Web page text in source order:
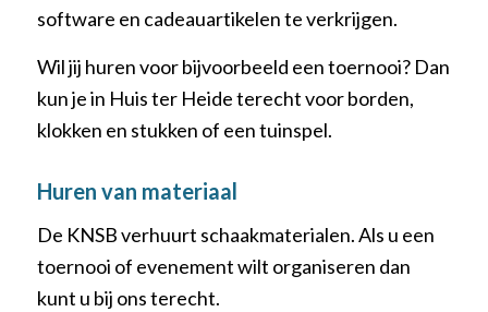
software en cadeauartikelen te verkrijgen.
Wil jij huren voor bijvoorbeeld een toernooi? Dan
kun je in Huis ter Heide terecht voor borden,
klokken en stukken of een tuinspel.
Huren van materiaal
De KNSB verhuurt schaakmaterialen. Als u een
toernooi of evenement wilt organiseren dan
kunt u bij ons terecht.